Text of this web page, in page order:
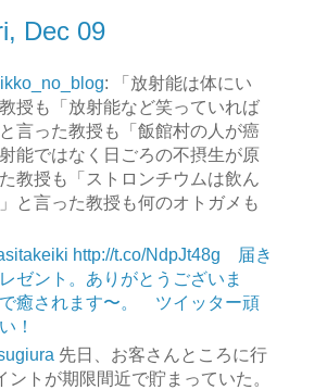
Dec 09
: 「放射能は体にい
授も「放射能など笑っていれば
言った教授も「飯館村の人が癌
能ではなく日ごろの不摂生が原
教授も「ストロンチウムは飲ん
と言った教授も何のオトガメも
http://t.co/NdpJt48g 届き
ゼント。ありがとうございま
癒されます〜。 ツイッター頑
！
先日、お客さんところに行
ントが期限間近で貯まっていた。